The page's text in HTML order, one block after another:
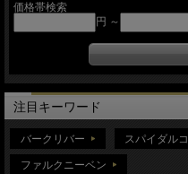
価格帯検索
円 ～
注目キーワード
バークリバー スパイダルコ
ファルクニーベン